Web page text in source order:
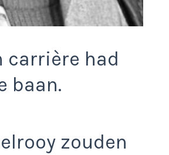
carrière had
baan.
zouden